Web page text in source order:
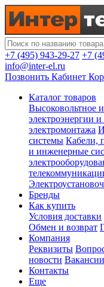
+7 (495) 943-29-27 +7
info@inter-el.ru
Позвонить Кабинет
Каталог товаров
Высоковольтное
электроэнергии
электромонтажа
системы Кабели,
и инженерные
Бренды
Как купить
Условия доставки
Обмен и возврат
Компания
Реквизиты
новости Вакансии
Контакты
Еще